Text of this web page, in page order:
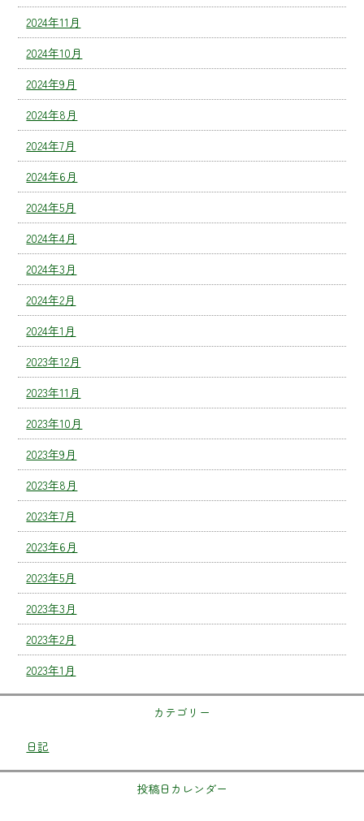
2024年11月
2024年10月
2024年9月
2024年8月
2024年7月
2024年6月
2024年5月
2024年4月
2024年3月
2024年2月
2024年1月
2023年12月
2023年11月
2023年10月
2023年9月
2023年8月
2023年7月
2023年6月
2023年5月
2023年3月
2023年2月
2023年1月
カテゴリー
日記
投稿日カレンダー